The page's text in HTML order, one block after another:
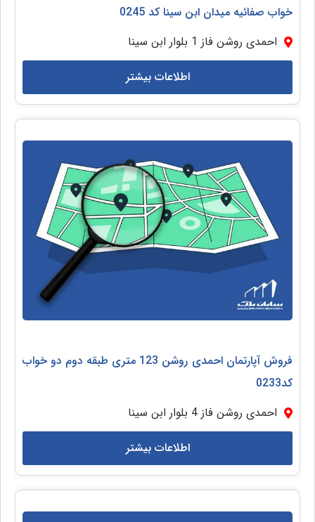
خواب صفائیه میدان ابن سینا کد 0245
احمدی روشن فاز 1 بلوار ابن سینا
اطلاعات بیشتر
فروش آپارتمان احمدی روشن 123 متری طبقه دوم دو خواب
کد0233
احمدی روشن فاز 4 بلوار ابن سینا
اطلاعات بیشتر